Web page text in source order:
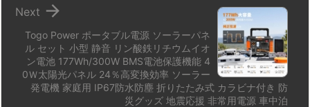
Togo Power ポータブル電源 ソーラーパネ
ル セット 小型 静音 リン酸鉄リチウムイオ
ン電池 177Wh/300W BMS電池保護機能 4
0Ｗ太陽光パネル 24％高変換効率 ソーラー
発電機 家庭用 IP67防水防塵 折りたたみ式 カラビナ付き 防
災グッズ 地震応援 非常用電源 車中泊

Next